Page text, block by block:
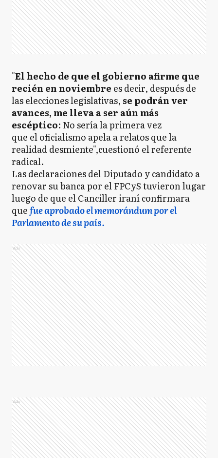
"El hecho de que el gobierno afirme que
recién en noviembre es decir, después de
las elecciones legislativas, se podrán ver
avances, me lleva a ser aún más
escéptico: No sería la primera vez
que el oficialismo apela a relatos que la
realidad desmiente",cuestionó el referente
radical.
Las declaraciones del Diputado y candidato a
renovar su banca por el FPCyS tuvieron lugar
luego de que el Canciller iraní confirmara
quefue aprobado el memorándum por el
Parlamento de su país.
Ads
Ads